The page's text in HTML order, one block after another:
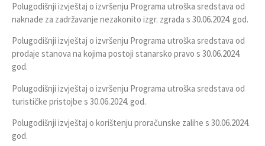
Polugodišnji izvještaj o izvršenju Programa utroška sredstava od
naknade za zadržavanje nezakonito izgr. zgrada s 30.06.2024. god.
Polugodišnji izvještaj o izvršenju Programa utroška sredstava od
prodaje stanova na kojima postoji stanarsko pravo s 30.06.2024.
god.
Polugodišnji izvještaj o izvršenju Programa utroška sredstava od
turističke pristojbe s 30.06.2024. god.
Polugodišnji izvještaj o korištenju proračunske zalihe s 30.06.2024.
god.